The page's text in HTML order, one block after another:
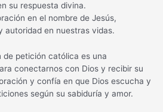
su respuesta divina.
en el nombre de Jesús,
autoridad en nuestras vidas.
de petición católica es una
conectarnos con Dios y recibir su
y confía en que Dios escucha y
según su sabiduría y amor.